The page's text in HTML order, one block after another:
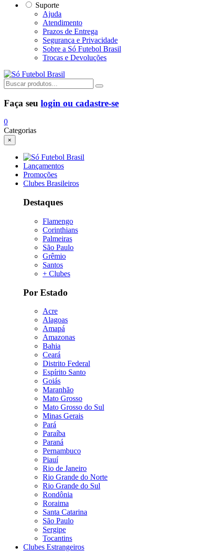
Suporte
Ajuda
Atendimento
Prazos de Entrega
Segurança e Privacidade
Sobre a Só Futebol Brasil
Trocas e Devoluções
Faça seu login ou cadastre-se
0
Categorias
×
Lançamentos
Promoções
Clubes Brasileiros
Destaques
Flamengo
Corinthians
Palmeiras
São Paulo
Grêmio
Santos
+ Clubes
Por Estado
Acre
Alagoas
Amapá
Amazonas
Bahia
Ceará
Distrito Federal
Espírito Santo
Goiás
Maranhão
Mato Grosso
Mato Grosso do Sul
Minas Gerais
Pará
Paraíba
Paraná
Pernambuco
Piauí
Rio de Janeiro
Rio Grande do Norte
Rio Grande do Sul
Rondônia
Roraima
Santa Catarina
São Paulo
Sergipe
Tocantins
Clubes Estrangeiros